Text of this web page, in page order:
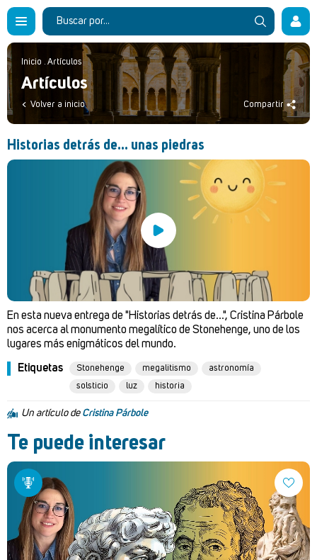
Inicio . Artículos
Artículos
Volver a inicio Compartir
Historias detrás de... unas piedras
En esta nueva entrega de "Historias detrás de...", Cristina Párbole
nos acerca al monumento megalítico de Stonehenge, uno de los
lugares más enigmáticos del mundo.
Etiquetas Stonehenge megalitismo
astronomía
solsticio
luz historia
Un artículo de Cristina Párbole
Te puede interesar